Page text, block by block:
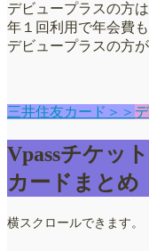
デビュープラスの方
年１回利用で年会費
デビュープラスの方
三井住友カード＞＞
Vpassチケッ
カードまとめ
横スクロールできます。